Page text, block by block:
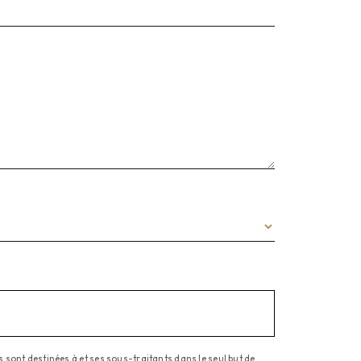
destinées à et ses sous-traitants dans le seul but de